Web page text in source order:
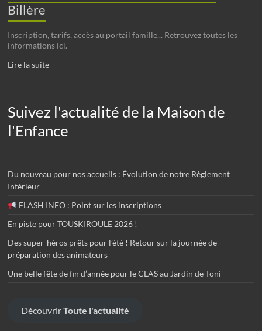
Billère
Inscription, tarifs, accès au portail famille... Retrouvez toutes les
informations ici.
Lire la suite
Suivez l'actualité de la Maison de
l'Enfance
Du nouveau pour nos accueils : Évolution de notre Règlement
Intérieur
FLASH INFO : Point sur les inscriptions
En piste pour TOUSKIROULE 2026 !
Des super-héros prêts pour l’été ! Retour sur la journée de
préparation des animateurs
Une belle fête de fin d’année pour le CLAS au Jardin de Toni
DécouvrirToute l'actualité